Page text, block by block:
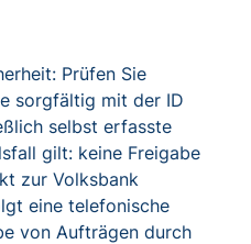
Prüfen Sie
sorgfältig mit der ID
selbst erfasste
gilt: keine Freigabe
zur Volksbank
eine telefonische
von Aufträgen durch